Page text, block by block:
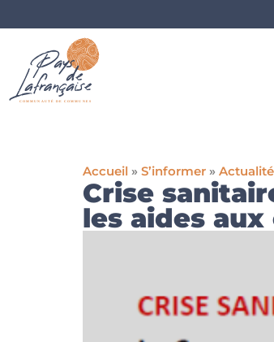
Accueil » S’informer »
Crise
les aides